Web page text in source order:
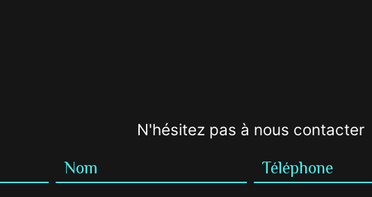
N'hésitez pas à nous contacter